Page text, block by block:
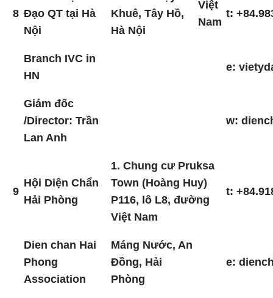
8 Đạo QT tại Hà
Nội
Khuê, Tây Hồ,
Hà Nội
Việt
Nam
t:
Branch IVC in
HN
e:
Giám đốc
/Director: Trần
Lan Anh
w:
9
Hội Diện Chẩn
Hải Phòng
1. Chung cư Pruksa
Town (Hoàng Huy)
P116, lô L8, đường
Việt Nam
t:
Dien chan Hai
Phong
Association
Máng Nước, An
Đồng, Hải
Phòng
e: